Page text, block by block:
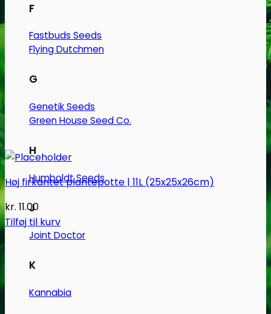
F
Fastbuds Seeds
Flying Dutchmen
G
Genetik Seeds
Green House Seed Co.
H
Humboldt Seeds
J
Joint Doctor
K
Kannabia
varesiden
Høj firkantet plantepotte | 11L (25x25x26cm)
kr. 11.00
Tilføj til kurv